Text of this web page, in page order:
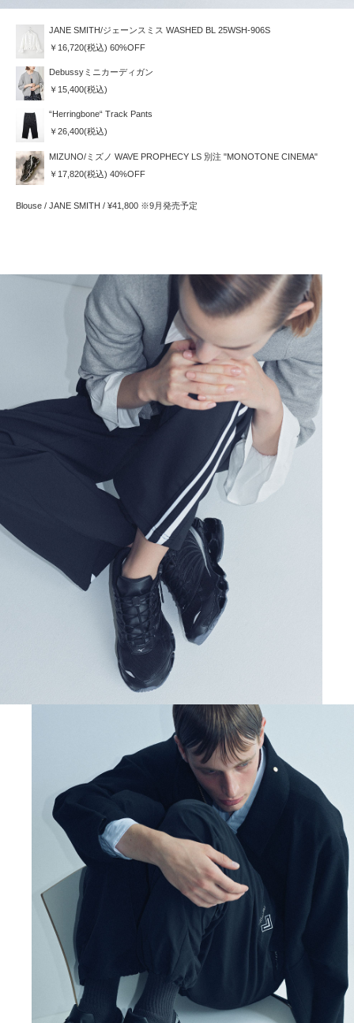
JANE SMITH/ジェーンスミス WASHED BL 25WSH-906S
￥16,720(税込) 60%OFF
Debussyミニカーディガン
￥15,400(税込)
“Herringbone“ Track Pants
￥26,400(税込)
MIZUNO/ミズノ WAVE PROPHECY LS 別注 "MONOTONE CINEMA"
￥17,820(税込) 40%OFF
Blouse / JANE SMITH / ¥41,800 ※9月発売予定